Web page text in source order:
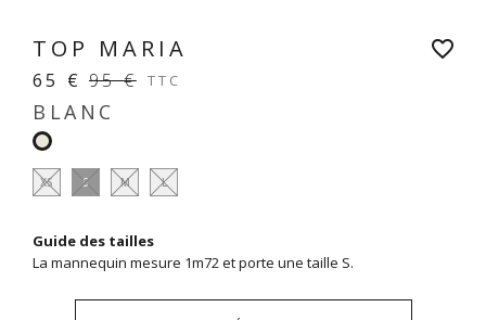
TOP MARIA
65 € 95 € TTC
BLANC
Blanc
XS S M L
Guide des tailles
La mannequin mesure 1m72 et porte une taille S.
favorite_border